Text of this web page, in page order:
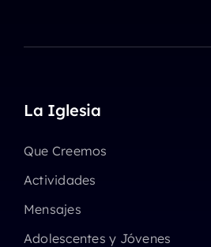
La Iglesia
Que Creemos
Actividades
Mensajes
Adolescentes y Jóvenes